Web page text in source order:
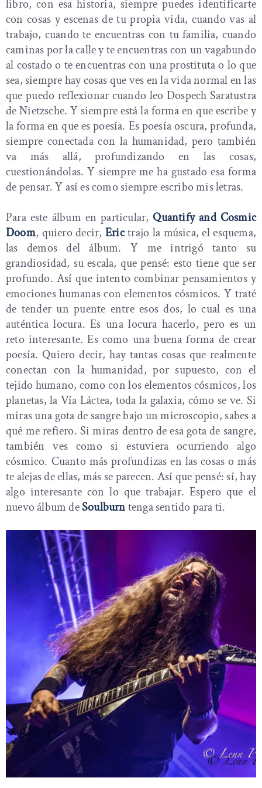
libro, con esa historia, siempre puedes identificarte
con cosas y escenas de tu propia vida, cuando vas al
trabajo, cuando te encuentras con tu familia, cuando
caminas por la calle y te encuentras con un vagabundo
al costado o te encuentras con una prostituta o lo que
sea, siempre hay cosas que ves en la vida normal en las
que puedo reflexionar cuando leo Dospech Saratustra
de Nietzsche. Y siempre está la forma en que escribe y
la forma en que es poesía. Es poesía oscura, profunda,
siempre conectada con la humanidad, pero también
va más allá, profundizando en las cosas,
cuestionándolas. Y siempre me ha gustado esa forma
de pensar. Y así es como siempre escribo mis letras.
Para este álbum en particular,Quantify and Cosmic
Doom, quiero decir, Erictrajo la música, el esquema,
las demos del álbum. Y me intrigó tanto su
grandiosidad, su escala, que pensé: esto tiene que ser
profundo. Así que intento combinar pensamientos y
emociones humanas con elementos cósmicos. Y traté
de tender un puente entre esos dos, lo cual es una
auténtica locura. Es una locura hacerlo, pero es un
reto interesante. Es como una buena forma de crear
poesía. Quiero decir, hay tantas cosas que realmente
conectan con la humanidad, por supuesto, con el
tejido humano, como con los elementos cósmicos, los
planetas, la Vía Láctea, toda la galaxia, cómo se ve. Si
miras una gota de sangre bajo un microscopio, sabes a
qué me refiero. Si miras dentro de esa gota de sangre,
también ves como si estuviera ocurriendo algo
cósmico. Cuanto más profundizas en las cosas o más
te alejas de ellas, más se parecen. Así que pensé: sí, hay
algo interesante con lo que trabajar. Espero que el
nuevo álbum deSoulburntenga sentido para ti.